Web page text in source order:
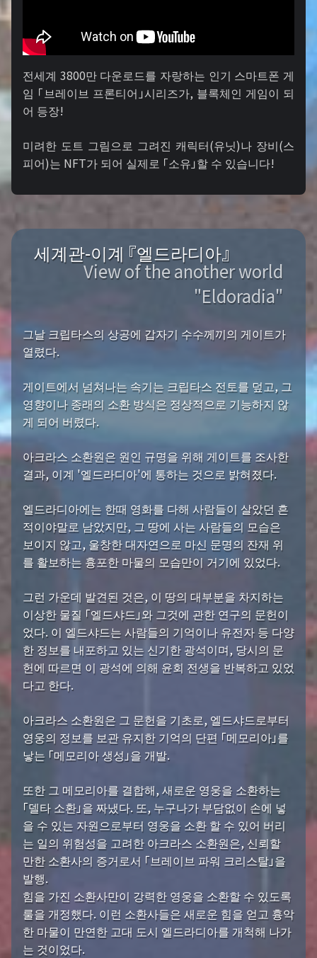
전세계 3800만 다운로드를 자랑하는 인기 스마트폰 게
임 「브레이브 프론티어」시리즈가, 블록체인 게임이 되
어 등장!
미려한 도트 그림으로 그려진 캐릭터(유닛)나 장비(스
피어)는 NFT가 되어 실제로 「소유」할 수 있습니다!
세계관-이계 『엘드라디아』
View of the another world
"Eldoradia"
그날 크립타스의 상공에 갑자기 수수께끼의 게이트가
열렸다.
게이트에서 넘쳐나는 속기는 크립타스 전토를 덮고, 그
영향이나 종래의 소환 방식은 정상적으로 기능하지 않
게 되어 버렸다.
아크라스 소환원은 원인 규명을 위해 게이트를 조사한
결과, 이계 '엘드라디아'에 통하는 것으로 밝혀졌다.
엘드라디아에는 한때 영화를 다해 사람들이 살았던 흔
적이야말로 남았지만, 그 땅에 사는 사람들의 모습은
보이지 않고, 울창한 대자연으로 마신 문명의 잔재 위
를 활보하는 흉포한 마물의 모습만이 거기에 있었다.
그런 가운데 발견된 것은, 이 땅의 대부분을 차지하는
이상한 물질 「엘드샤드」와 그것에 관한 연구의 문헌이
었다. 이 엘드샤드는 사람들의 기억이나 유전자 등 다양
한 정보를 내포하고 있는 신기한 광석이며, 당시의 문
헌에 따르면 이 광석에 의해 윤회 전생을 반복하고 있었
다고 한다.
아크라스 소환원은 그 문헌을 기초로, 엘드샤드로부터
영웅의 정보를 보관 유지한 기억의 단편 「메모리아」를
낳는 「메모리아 생성」을 개발.
또한 그 메모리아를 결합해, 새로운 영웅을 소환하는
「델타 소환」을 짜냈다. 또, 누구나가 부담없이 손에 넣
을 수 있는 자원으로부터 영웅을 소환 할 수 있어 버리
는 일의 위험성을 고려한 아크라스 소환원은, 신뢰할
만한 소환사의 증거로서 「브레이브 파워 크리스탈」을
발행.
힘을 가진 소환사만이 강력한 영웅을 소환할 수 있도록
룰을 개정했다. 이런 소환사들은 새로운 힘을 얻고 흉악
한 마물이 만연한 고대 도시 엘드라디아를 개척해 나가
는 것이었다.